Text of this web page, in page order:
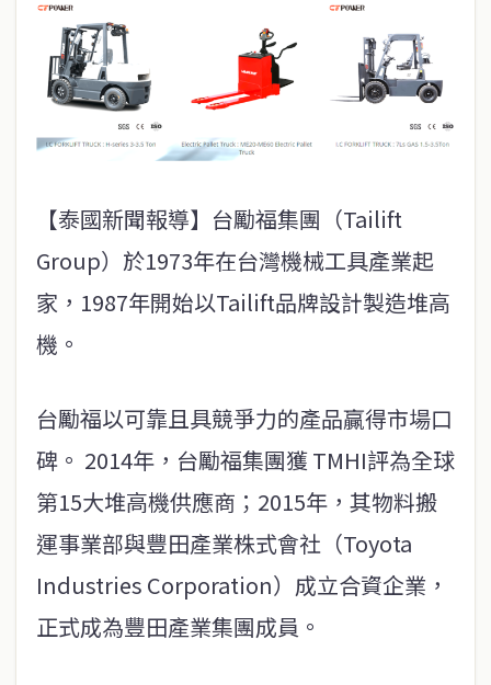
【泰國新聞報導】台勵福集團（Tailift
Group）於1973年在台灣機械工具產業起
家，1987年開始以Tailift品牌設計製造堆高
機。
台勵福以可靠且具競爭力的產品贏得市場口
碑。 2014年，台勵福集團獲 TMHI評為全球
第15大堆高機供應商；2015年，其物料搬
運事業部與豐田產業株式會社（Toyota
Industries Corporation）成立合資企業，
正式成為豐田產業集團成員。